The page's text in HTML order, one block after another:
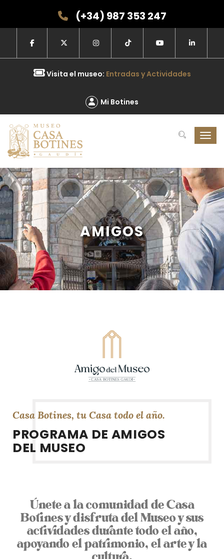
(+34) 987 353 247
Visita el museo: Entradas y Actividades
Mi Botines
AMIGOS
Casa Botines, tu Casa todo el año.
PROGRAMA DE AMIGOS
DEL MUSEO
Únete a la comunidad de Casa
Botines y disfruta del Museo y sus
actividades durante todo el año,
apoyando el patrimonio, el arte y la